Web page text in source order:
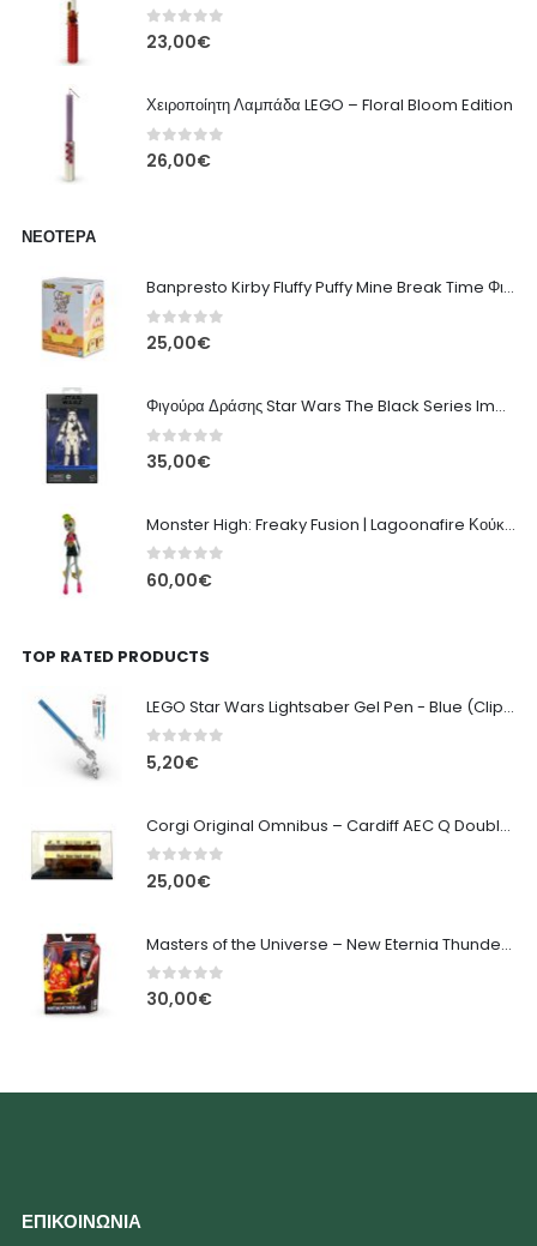
0out of 5
23,00€
Χειροποίητη Λαμπάδα LEGO – Floral Bloom Edition
0out of 5
26,00€
ΝΕΌΤΕΡΑ
Banpresto Kirby Fluffy Puffy Mine Break Time Φιγούρα – Α' Έκδοση
0out of 5
25,00€
Φιγούρα Δράσης Star Wars The Black Series Imperial Remnant Stormtrooper #05
0out of 5
35,00€
Monster High: Freaky Fusion | Lagoonafire Κούκλα Mattel 2013 - 28εκ
0 out of 5
60,00€
TOP RATED PRODUCTS
LEGO Star Wars Lightsaber Gel Pen - Blue (Clip & Keychain) 13cm
0 out of 5
5,20€
Corgi Original Omnibus – Cardiff AEC Q Double Decker OM45707
0out of 5
25,00€
Masters of the Universe – New Eternia Thunder Punch He-Man
0out of 5
30,00€
ΕΠΙΚΟΙΝΩΝΙΑ